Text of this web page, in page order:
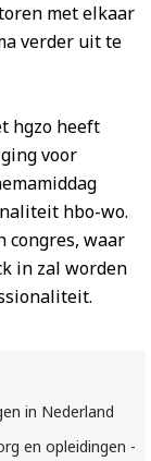
met elkaar
verder uit te
hgzo heeft
voor
hbo-wo.
congres, waar
in zal worden
in Nederland
en opleidingen -